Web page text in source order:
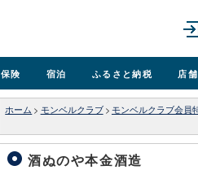
保険 宿泊 ふるさと納税 店舗
ホーム > モンベルクラブ > モンベルクラブ会員
酒ぬのや本金酒造